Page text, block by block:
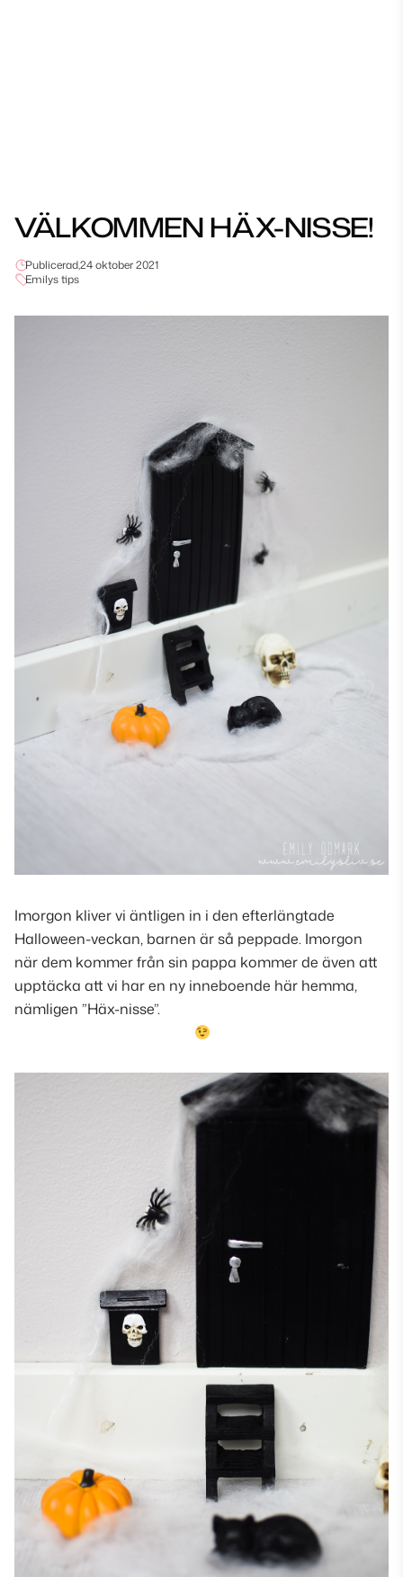
VÄLKOMMEN HÄX-NISSE!
Publicerad,24 oktober 2021
Emilys tips
Imorgon kliver vi äntligen in i den efterlängtade
Halloween-veckan, barnen är så peppade. Imorgon
när dem kommer från sin pappa kommer de även att
upptäcka att vi har en ny inneboende här hemma,
nämligen ”Häx-nisse”.